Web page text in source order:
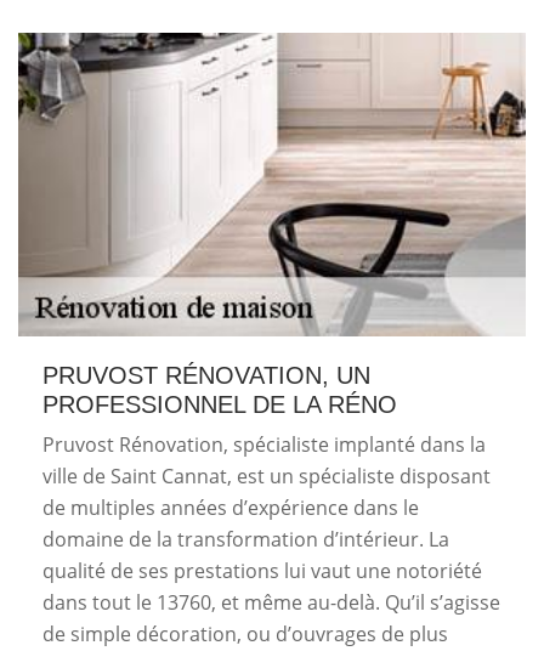
PRUVOST RÉNOVATION, UN
PROFESSIONNEL DE LA RÉNO
Pruvost Rénovation, spécialiste implanté dans la
ville de Saint Cannat, est un spécialiste disposant
de multiples années d’expérience dans le
domaine de la transformation d’intérieur. La
qualité de ses prestations lui vaut une notoriété
dans tout le 13760, et même au-delà. Qu’il s’agisse
de simple décoration, ou d’ouvrages de plus